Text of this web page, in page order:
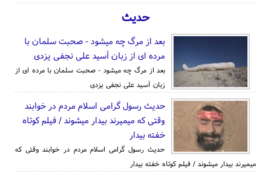
حدیث
بعد از مرگ چه میشود - صحبت سلمان با
مرده ای از زبان آسید علی نجفی یزدی
بعد از مرگ چه میشود - صحبت سلمان با مرده ای از
زبان آسید علی نجفی یزدی
حدیث رسول گرامی اسلام مردم در خوابند
وقتی که میمیرند بیدار میشوند / فیلم کوتاه
خفته بیدار
حدیث رسول گرامی اسلام مردم در خوابند وقتی که
میمیرند بیدار میشوند / فیلم کوتاه خفته بیدار